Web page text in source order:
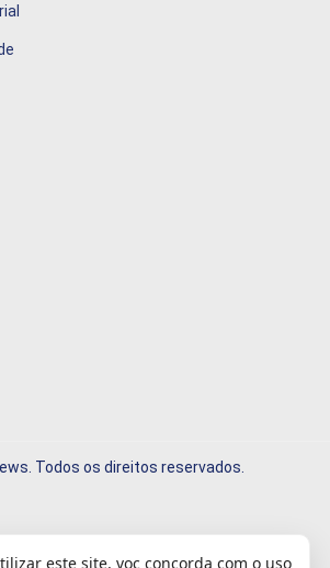
Todos os direitos reservados.
este site, voc concorda com o uso